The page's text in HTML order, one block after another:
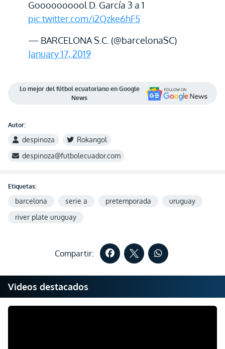
Goooooooool D. García 3 a 1
pic.twitter.com/i2Qzke6hF5
— BARCELONA S.C. (@barcelonaSC)
January 17, 2019
Lo mejor del fútbol ecuatoriano en Google
News
Autor:
despinoza
Rokangol
despinoza@futbolecuador.com
Etiquetas:
barcelona serie a pretemporada
uruguay
river plate uruguay
Compartir:
Videos destacados